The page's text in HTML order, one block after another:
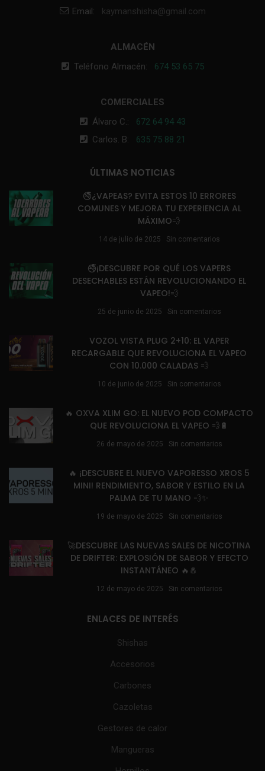
Email:
kaymanshisha@gmail.com
ALMACÉN
Teléfono Almacén: 674 53 65 75
COMERCIALES
Álvaro C.: 672 64 94 43
Carlos. B: 635 75 88 21
ÚLTIMAS NOTICIAS
🚭¿VAPEAS? EVITA ESTOS 10 ERRORES
COMUNES Y MEJORA TU EXPERIENCIA AL
MÁXIMO💨
14 de julio de 2025 Sin comentarios
🚭¡DESCUBRE POR QUÉ LOS VAPERS
DESECHABLES ESTÁN REVOLUCIONANDO EL
VAPEO!💨
25 de junio de 2025 Sin comentarios
VOZOL VISTA PLUG 2+10: EL VAPER
RECARGABLE QUE REVOLUCIONA EL VAPEO
CON 10.000 CALADAS 💨
10 de junio de 2025 Sin comentarios
🔥 OXVA XLIM GO: EL NUEVO POD COMPACTO
QUE REVOLUCIONA EL VAPEO 💨🔋
26 de mayo de 2025 Sin comentarios
🔥 ¡DESCUBRE EL NUEVO VAPORESSO XROS 5
MINI! RENDIMIENTO, SABOR Y ESTILO EN LA
PALMA DE TU MANO 💨✨
19 de mayo de 2025 Sin comentarios
🚀DESCUBRE LAS NUEVAS SALES DE NICOTINA
DE DRIFTER: EXPLOSIÓN DE SABOR Y EFECTO
INSTANTÁNEO 🔥🧂
12 de mayo de 2025 Sin comentarios
ENLACES DE INTERÉS
Shishas
Accesorios
Carbones
Cazoletas
Gestores de calor
Mangueras